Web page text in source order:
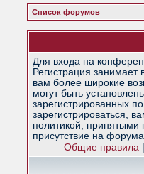
Список форумов
Для входа на
Регистрация занимает
вам более широкие
могут быть
зарегистрированных
зарегистрироваться,
политикой,
присутствие на
Общие правила|